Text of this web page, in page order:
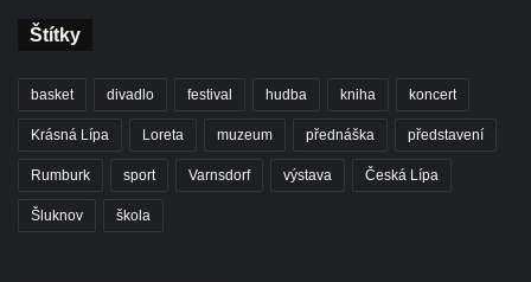
Štítky
basket divadlo festival hudba kniha koncert
Krásná Lípa Loreta muzeum přednáška představení
Rumburk sport Varnsdorf výstava Česká Lípa
Šluknov škola